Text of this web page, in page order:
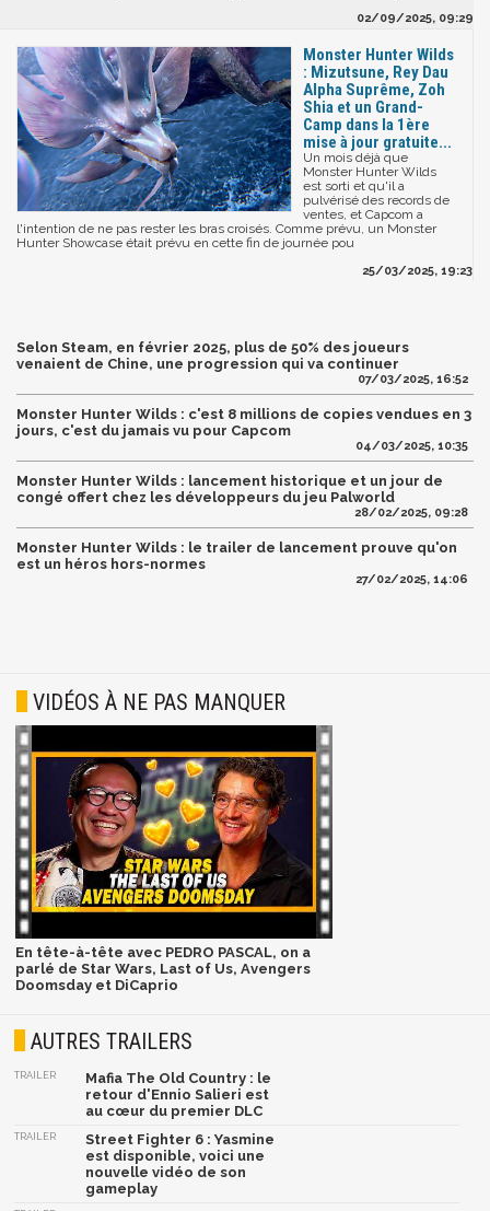
02/09/2025, 09:29
Monster Hunter Wilds
: Mizutsune, Rey Dau
Alpha Suprême, Zoh
Shia et un Grand-
Camp dans la 1ère
mise à jour gratuite...
Un mois déjà que
Monster Hunter Wilds
est sorti et qu'il a
pulvérisé des records de
ventes, et Capcom a
l'intention de ne pas rester les bras croisés. Comme prévu, un Monster
Hunter Showcase était prévu en cette fin de journée pou
25/03/2025, 19:23
Selon Steam, en février 2025, plus de 50% des joueurs
venaient de Chine, une progression qui va continuer
07/03/2025, 16:52
Monster Hunter Wilds : c'est 8 millions de copies vendues en 3
jours, c'est du jamais vu pour Capcom
04/03/2025, 10:35
Monster Hunter Wilds : lancement historique et un jour de
congé offert chez les développeurs du jeu Palworld
28/02/2025, 09:28
Monster Hunter Wilds : le trailer de lancement prouve qu'on
est un héros hors-normes
27/02/2025, 14:06
VIDÉOS À NE PAS MANQUER
En tête-à-tête avec PEDRO PASCAL, on a
parlé de Star Wars, Last of Us, Avengers
Doomsday et DiCaprio
AUTRES TRAILERS
TRAILER
Mafia The Old Country : le
retour d'Ennio Salieri est
au cœur du premier DLC
TRAILER
Street Fighter 6 : Yasmine
est disponible, voici une
nouvelle vidéo de son
gameplay